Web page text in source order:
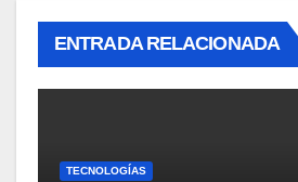
ENTRADA RELACIONADA
TECNOLOGÍAS